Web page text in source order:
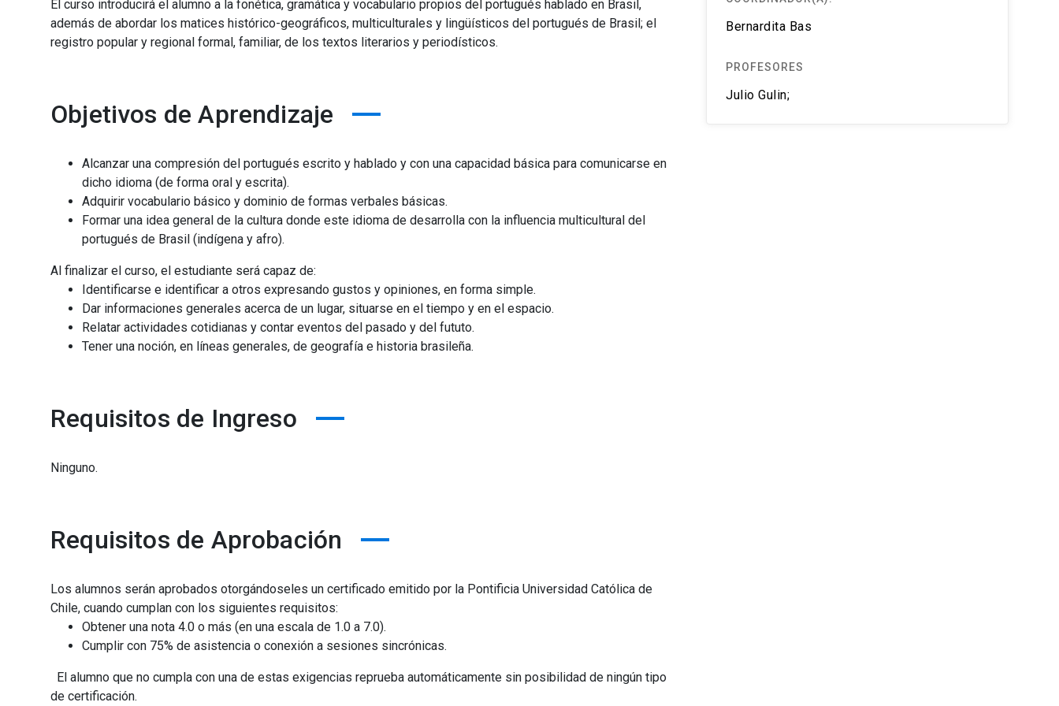
El curso introducirá el alumno a la fonética, gramática y vocabulario propios del portugués hablado en Brasil,
además de abordar los matices histórico-geográficos, multiculturales y lingüísticos del portugués de Brasil; el
registro popular y regional formal, familiar, de los textos literarios y periodísticos.
Objetivos de Aprendizaje
Alcanzar una compresión del portugués escrito y hablado y con una capacidad básica para comunicarse en
dicho idioma (de forma oral y escrita).
Adquirir vocabulario básico y dominio de formas verbales básicas.
Formar una idea general de la cultura donde este idioma de desarrolla con la influencia multicultural del
portugués de Brasil (indígena y afro).
Al finalizar el curso, el estudiante será capaz de:
Identificarse e identificar a otros expresando gustos y opiniones, en forma simple.
Dar informaciones generales acerca de un lugar, situarse en el tiempo y en el espacio.
Relatar actividades cotidianas y contar eventos del pasado y del fututo.
Tener una noción, en líneas generales, de geografía e historia brasileña.
Requisitos de Ingreso
Ninguno.
Requisitos de Aprobación
Los alumnos serán aprobados otorgándoseles un certificado emitido por la Pontificia Universidad Católica de
Chile, cuando cumplan con los siguientes requisitos:
Obtener una nota 4.0 o más (en una escala de 1.0 a 7.0).
Cumplir con 75% de asistencia o conexión a sesiones sincrónicas.
El alumno que no cumpla con una de estas exigencias reprueba automáticamente sin posibilidad de ningún tipo
de certificación.
Bernardita Bas
PROFESORES
Julio Gulin;